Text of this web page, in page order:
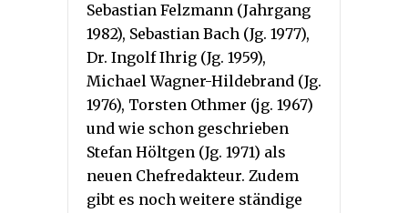
Sebastian Felzmann (Jahrgang
1982), Sebastian Bach (Jg. 1977),
Dr. Ingolf Ihrig (Jg. 1959),
Michael Wagner-Hildebrand (Jg.
1976), Torsten Othmer (jg. 1967)
und wie schon geschrieben
Stefan Höltgen (Jg. 1971) als
neuen Chefredakteur. Zudem
gibt es noch weitere ständige